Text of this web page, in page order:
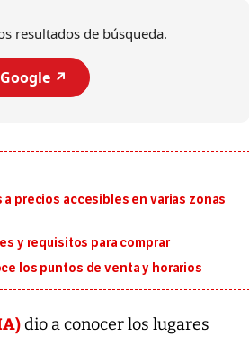
resultados de búsqueda.
↗️
precios accesibles en varias zonas
y requisitos para comprar
los puntos de venta y horarios
dio a conocer los lugares